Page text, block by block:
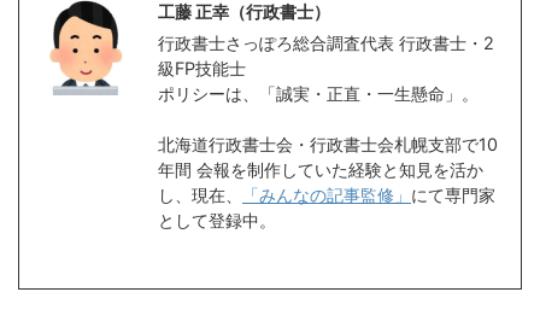
工藤 正幸（行政書士）
行政書士さっぽろ総合調査代表 行政書士・2
級FP技能士
ポリシーは、「誠実・正直・一生懸命」。
北海道行政書士会・行政書士会札幌支部で10
年間 会報を制作していた経験と知見を活か
し、現在、
「みんなの記事監修」 にて専門家
として登録中。